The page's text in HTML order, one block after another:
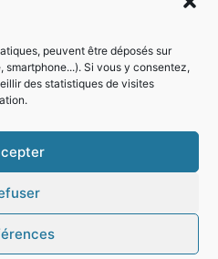
peuvent être déposés sur
Si vous y consentez,
des statistiques de visites
de la mairie
Mode sombre :